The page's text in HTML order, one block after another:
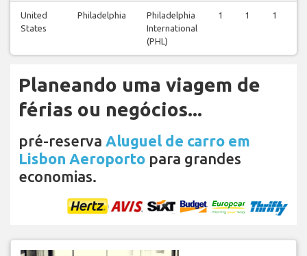
United
States
Philadelphia
Philadelphia
International
(PHL)
1 1 1
Planeando uma viagem de
férias ou negócios...
pré-reserva Aluguel de carro em
Lisbon Aeroporto para grandes
economias.